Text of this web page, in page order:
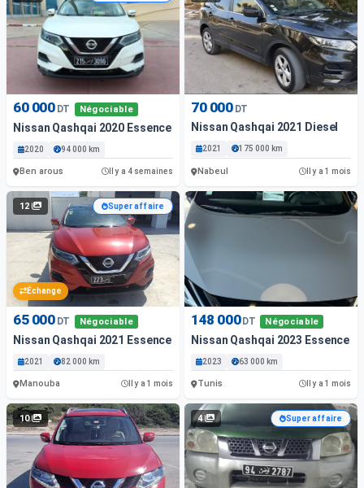
60 000 DT Négociable
Nissan Qashqai 2020 Essence
2020 94 000 km
Ben arous Il y a 4 semaines
70 000 DT
Nissan Qashqai 2021 Diesel
2021 175 000 km
Nabeul Il y a 1 mois
12
Échange
Super affaire
65 000 DT Négociable
Nissan Qashqai 2021 Essence Manouba
2021 82 000 km
Manouba Il y a 1 mois
148 000 DT Négociable
Nissan Qashqai 2023 Essence
2023 63 000 km
Tunis Il y a 1 mois
10 4 Super affaire